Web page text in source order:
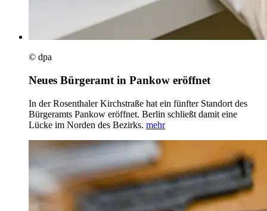
© dpa
Neues Bürgeramt in Pankow eröffnet
In der Rosenthaler Kirchstraße hat ein fünfter Standort des
Bürgeramts Pankow eröffnet. Berlin schließt damit eine
Lücke im Norden des Bezirks. mehr